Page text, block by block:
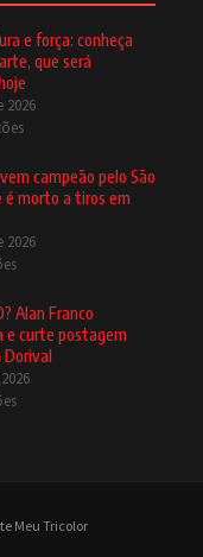
e força: conheça
que será
2026
campeão pelo São
é morto a tiros em
2026
Alan Franco
e curte postagem
Dorival
Meu Tricolor